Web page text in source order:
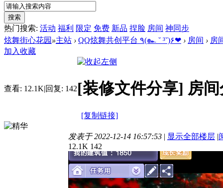
搜索
热门搜索: 活动 福利 限定 免费 新品 捏脸 房间 神同步
炫舞街心花园 »主站 › QQ炫舞共创平台 ٩(๛ ˘ ³˘)۶❤ › 房间 › 房
加入收藏
查看: 12.1K|回复: 142[装修文件分享] 房
[复制链接]
发表于 2022-12-14 16:57:53 | 显示全部楼层 |
12.1K 142